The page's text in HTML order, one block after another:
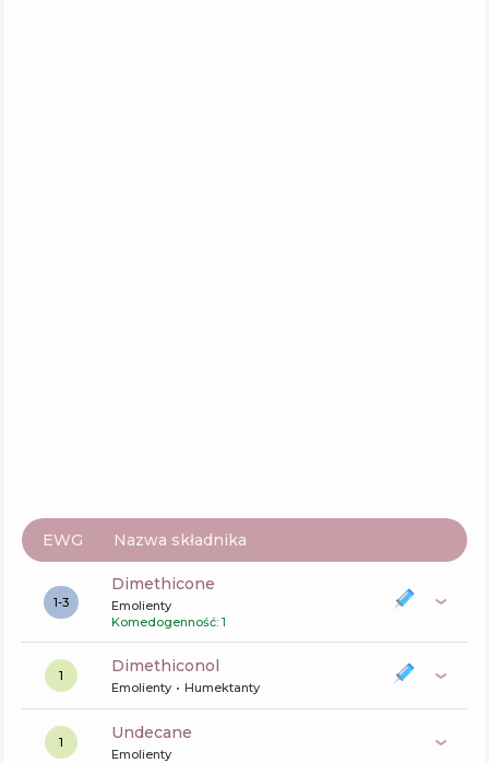
EWG Nazwa składnika
1-3
dimethicone
Emolienty
Komedogenność: 1
1 dimethiconol
Emolienty Humektanty
1 undecane
Emolienty